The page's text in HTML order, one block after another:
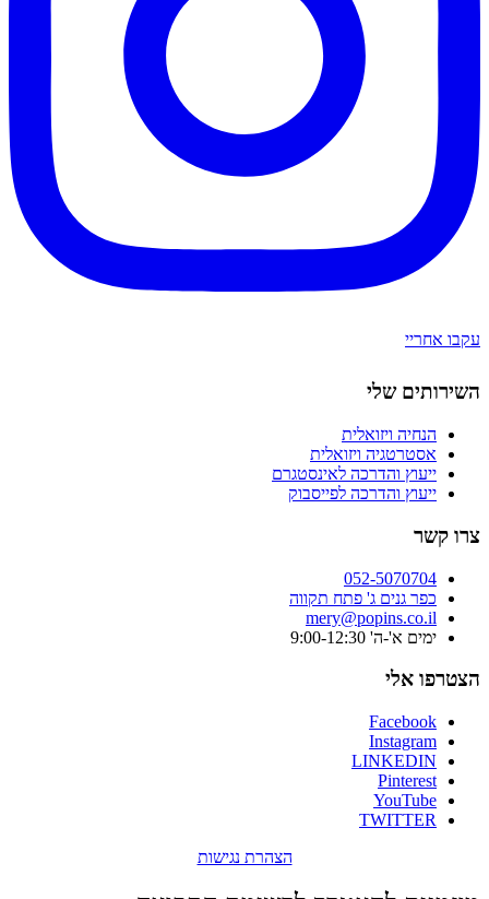
עקבו אחריי
השירותים שלי
הנחיה ויזואלית
אסטרטגיה ויזואלית
ייעוץ והדרכה לאינסטגרם
ייעוץ והדרכה לפייסבוק
צרו קשר
052-5070704
כפר גנים ג' פתח תקווה
mery@popins.co.il
ימים א'-ה' 9:00-12:30
הצטרפו אלי
Facebook
Instagram
LINKEDIN
Pinterest
YouTube
TWITTER
הצהרת נגישות